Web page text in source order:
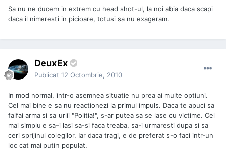
Sa nu ne ducem in extrem cu head shot-ul, la noi abia daca scapi
daca il nimeresti in picioare, totusi sa nu exageram.
DeuxEx
Publicat 12 Octombrie, 2010
In mod normal, intr-o asemnea situatie nu prea ai multe optiuni.
Cel mai bine e sa nu reactionezi la primul impuls. Daca te apuci sa
falfai arma si sa urlii "Politia!", s-ar putea sa se lase cu victime. Cel
mai simplu e sa-i lasi sa-si faca treaba, sa-i urmaresti dupa si sa
ceri sprijinul colegilor. Iar daca tragi, e de preferat s-o faci intr-un
loc cat mai putin populat.